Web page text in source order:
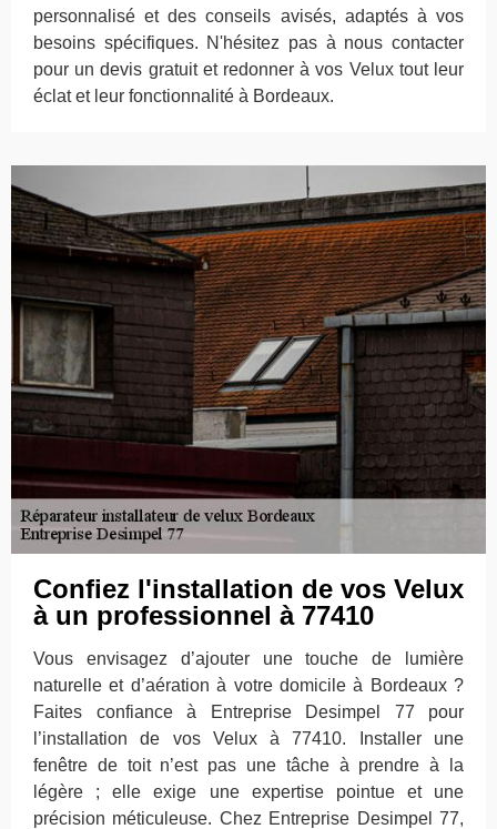
personnalisé et des conseils avisés, adaptés à vos
besoins spécifiques. N'hésitez pas à nous contacter
pour un devis gratuit et redonner à vos Velux tout leur
éclat et leur fonctionnalité à Bordeaux.
Confiez l'installation de vos Velux
à un professionnel à 77410
Vous envisagez d’ajouter une touche de lumière
naturelle et d’aération à votre domicile à Bordeaux ?
Faites confiance à Entreprise Desimpel 77 pour
l’installation de vos Velux à 77410. Installer une
fenêtre de toit n’est pas une tâche à prendre à la
légère ; elle exige une expertise pointue et une
précision méticuleuse. Chez Entreprise Desimpel 77,